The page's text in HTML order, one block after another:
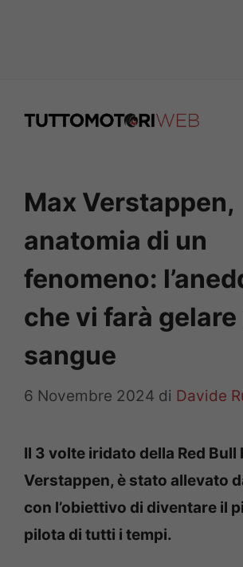
Max Verstappen,
anatomia di un
fenomeno:
che vi farà gelare
sangue
6 Novembre 2024 di Davide
Il 3 volte iridato della Red Bull
Verstappen, è stato allevato
con l’obiettivo di diventare il
pilota di tutti i tempi.